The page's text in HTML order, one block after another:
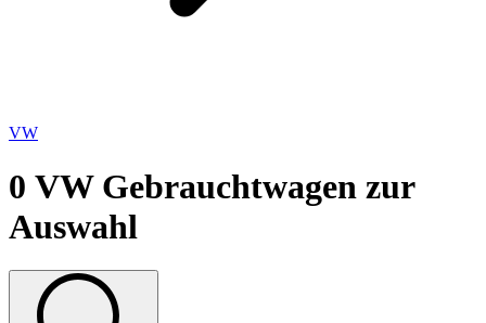
VW
0 VW Gebrauchtwagen zur
Auswahl